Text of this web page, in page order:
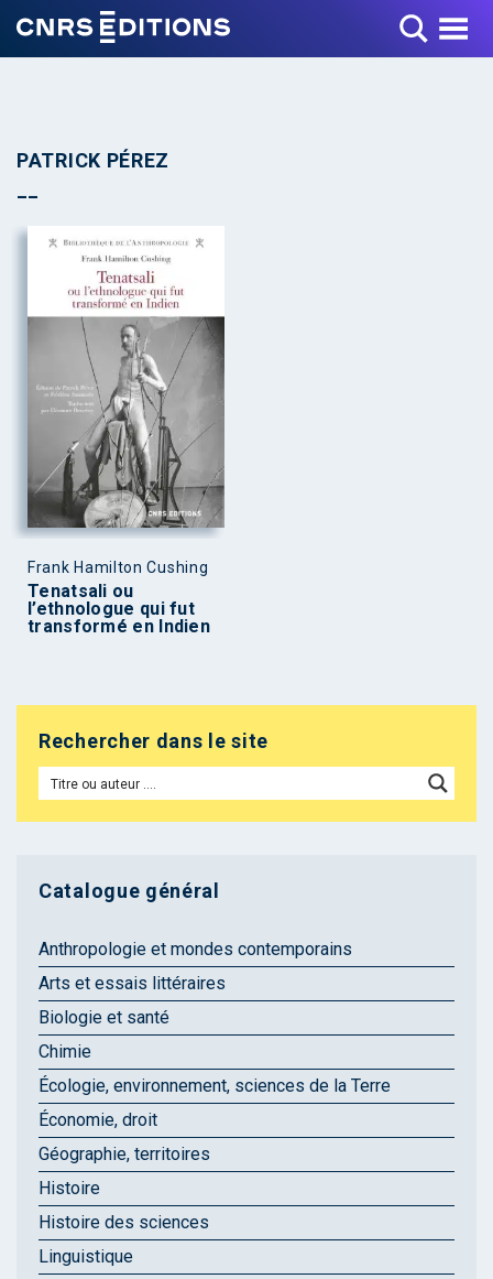
Toggle Menu
PATRICK PÉREZ
Frank Hamilton Cushing
Tenatsali ou
l’ethnologue qui fut
transformé en Indien
Rechercher dans le site
Catalogue général
Anthropologie et mondes contemporains
Arts et essais littéraires
Biologie et santé
Chimie
Écologie, environnement, sciences de la Terre
Économie, droit
Géographie, territoires
Histoire
Histoire des sciences
Linguistique